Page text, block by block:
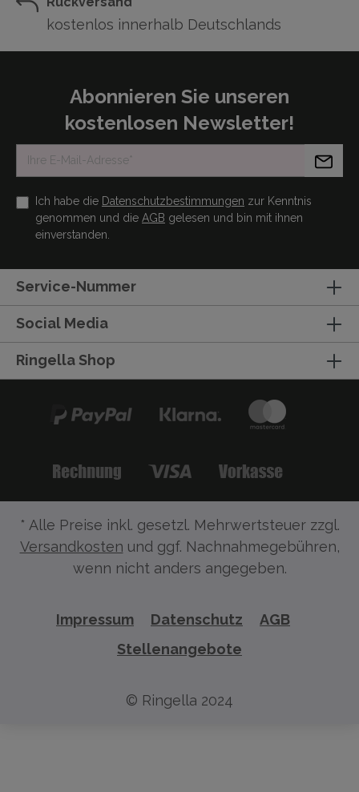
kostenlos innerhalb Deutschlands
Abonnieren Sie unseren
kostenlosen Newsletter!
Ich habe die Datenschutzbestimmungen zur Kenntnis
genommen und die AGB gelesen und bin mit ihnen
einverstanden.
Service-Nummer
Social Media
Ringella Shop
* Alle Preise inkl. gesetzl. Mehrwertsteuer zzgl.
Versandkosten und ggf. Nachnahmegebühren,
wenn nicht anders angegeben.
Impressum Datenschutz
AGB
Stellenangebote
© Ringella 2024